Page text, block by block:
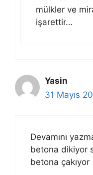
mülkler ve
işarettir…
Yasin
31 Mayıs
Devamını
betona dikiyor
betona çakıyor